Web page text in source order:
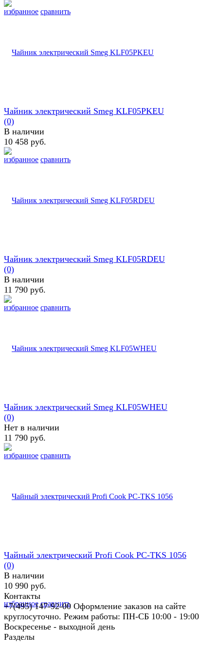
избранное сравнить
избранное сравнить
Чайник электрический Smeg KLF05PKEU
(0)
В наличии
10 458 руб.
избранное сравнить
Чайник электрический Smeg KLF05RDEU
(0)
В наличии
11 790 руб.
избранное сравнить
Чайник электрический Smeg KLF05WHEU
(0)
Нет в наличии
11 790 руб.
избранное сравнить
Чайный электрический Profi Cook PC-TKS 1056
(0)
В наличии
10 990 руб.
Контакты
+7(495) 147-92-00 Оформление заказов на сайте
круглосуточно. Режим работы: ПН-СБ 10:00 - 19:00
Воскресенье - выходной день
Разделы